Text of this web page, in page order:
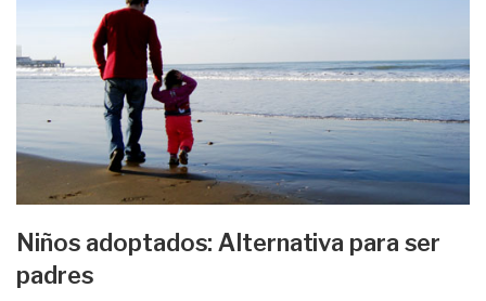
Niños adoptados: Alternativa para ser
padres